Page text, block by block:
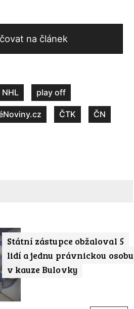
na článek
NHL play off
ČTK ČN
Státní zástupce obžaloval 5
lidí a jednu právnickou osobu
v kauze Bulovky